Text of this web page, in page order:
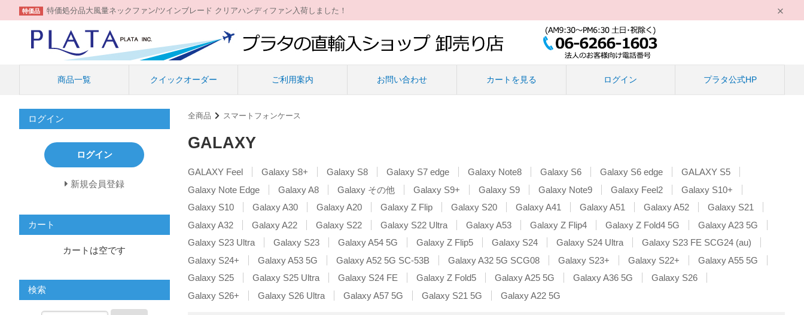
特価品 特価処分品大風量ネックファン/ツインブレード クリアハンディファン入荷しました！
商品一覧 クイックオーダー ご利用案内 お問い合わせ カートを見る ログイン プラタ公式HP
全商品 スマートフォンケース
GALAXY
GALAXY Feel Galaxy S8+ Galaxy S8 Galaxy S7 edge Galaxy Note8 Galaxy S6 Galaxy S6 edge
GALAXY S5
Galaxy Note Edge
Galaxy A8 Galaxy その他 Galaxy S9+ Galaxy S9 Galaxy Note9 Galaxy Feel2
Galaxy S10+
Galaxy S10
Galaxy A30 Galaxy A20 Galaxy Z Flip Galaxy S20 Galaxy A41 Galaxy A51 Galaxy A52
Galaxy S21
Galaxy A32
Galaxy A22 Galaxy S22 Galaxy S22 Ultra Galaxy A53 Galaxy Z Flip4 Galaxy Z Fold4 5G
Galaxy A23 5G
Galaxy S23 Ultra
Galaxy S23 Galaxy A54 5G Galaxy Z Flip5 Galaxy S24 Galaxy S24 Ultra
Galaxy S23 FE SCG24 (au)
Galaxy S24+
Galaxy A53 5G Galaxy A52 5G SC-53B Galaxy A32 5G SCG08 Galaxy S23+ Galaxy S22+
Galaxy A55 5G
Galaxy S25
Galaxy S25 Ultra Galaxy S24 FE Galaxy Z Fold5 Galaxy A25 5G Galaxy A36 5G
Galaxy S26
Galaxy S26+
Galaxy S26 Ultra Galaxy A57 5G Galaxy S21 5G Galaxy A22 5G
ログイン
ログイン
新規会員登録
カート
カートは空です
検索